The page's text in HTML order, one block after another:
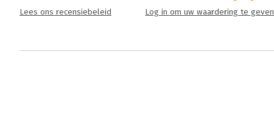
Lees ons recensiebeleid Log in om uw waardering te geven